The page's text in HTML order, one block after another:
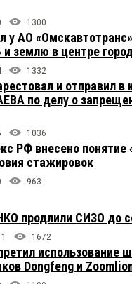
1300
у АО
землю в центре
1332
и отправил в
по делу о
1036
РФ внесено понятие
стажировок
963
продлили СИЗО до
1672
использование
Dongfeng и